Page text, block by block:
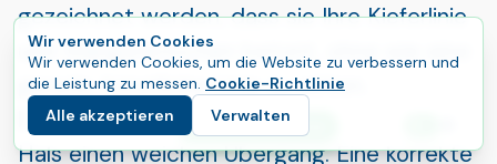
gezeichnet werden, dass sie Ihre Kieferlinie
und Wangenknochen betont, ohne wie eine
gerade, künstliche Linie zu wirken.
Die Halslinie:Ein natürlicher Bart hat am
Hals einen weichen Übergang. Eine korrekte
Wir verwenden Cookies
Wir verwenden Cookies, um die Website zu verbessern und
die Leistung zu messen. Cookie-Richtlinie
Alle akzeptieren
Verwalten
Starten Sie Ihre Reise